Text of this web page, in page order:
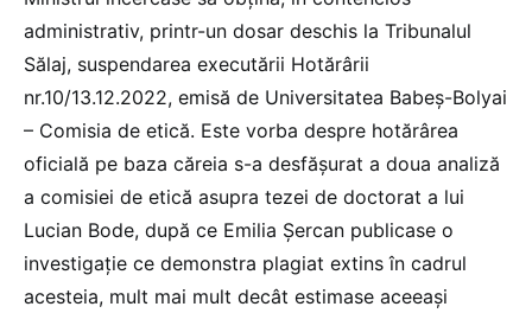
administrativ, printr-un dosar deschis la Tribunalul
Sălaj, suspendarea executării Hotărârii
nr.10/13.12.2022, emisă de Universitatea Babeş-Bolyai
– Comisia de etică. Este vorba despre hotărârea
oficială pe baza căreia s-a desfășurat a doua analiză
a comisiei de etică asupra tezei de doctorat a lui
Lucian Bode, după ce Emilia Șercan publicase o
investigație ce demonstra plagiat extins în cadrul
acesteia, mult mai mult decât estimase aceeași